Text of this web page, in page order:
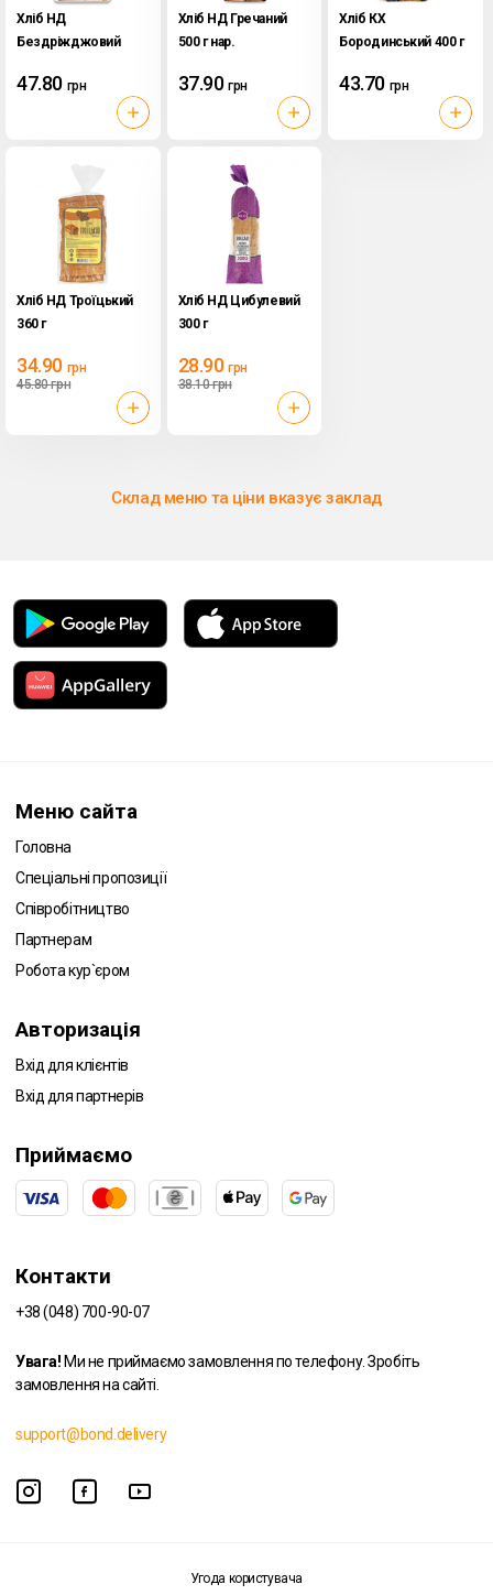
Хліб НД
Бездріжджовий
47.80 грн
Хліб НД Гречаний
500 г нар.
37.90 грн
Хліб КХ
Бородинський 400 г
43.70 грн
Хліб НД Троїцький
360 г
34.90 грн
45.80грн
Хліб НД Цибулевий
300 г
28.90 грн
38.10грн
Склад меню та ціни вказує заклад
Меню сайта
Головна
Спеціальні пропозиції
Співробітництво
Партнерам
Робота кур`єром
Авторизація
Вхід для клієнтів
Вхід для партнерів
Приймаємо
Контакти
+38 (048) 700-90-07
Увага! Ми не приймаємо замовлення по телефону. Зробіть
замовлення на сайті.
support@bond.delivery
Угода користувача